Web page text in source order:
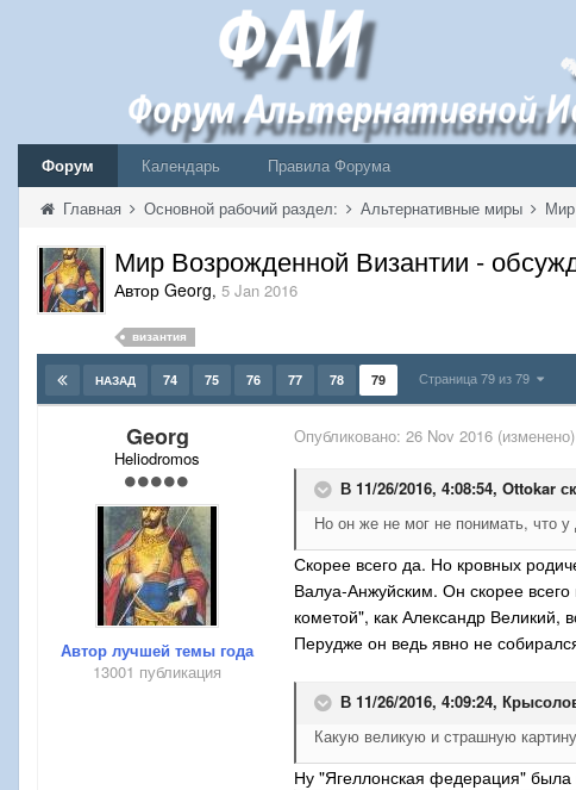
Форум Календарь
Правила Форума
Главная Основной рабочий раздел: Альтернативные миры
Мир Возрожденной Византии -
Автор Georg, 5 Jan 2016
византия
НАЗАД 74 75 76 77 78 79 Страница 79 из 79
Georg
Heliodromos
Автор лучшей темы года
13001 публикация
Опубликовано: 26 Nov 2016 (изменено)
В 11/26/2016, 4:08:54, Ottokar
Но он же не мог не понимать, что
Скорее всего да. Но кровных
Валуа-Анжуйским. Он скорее
кометой", как Александр Великий,
Перудже он ведь явно не
В 11/26/2016, 4:09:24,
Какую великую и страшную
Ну "Ягеллонская федерация" была